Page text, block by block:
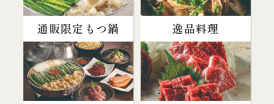
通販限定もつ鍋 逸品料理